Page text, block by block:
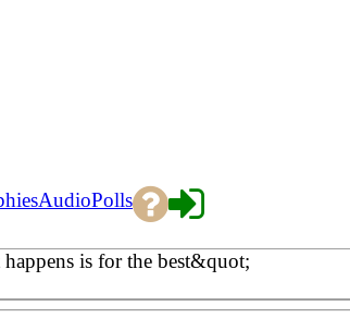
AudioPolls
is for the best&quot;